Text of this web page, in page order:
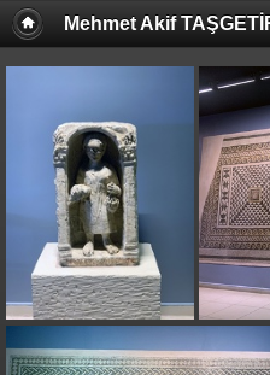
Mehmet Akif